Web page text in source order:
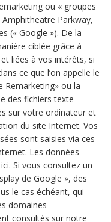
ou « groupes
Parkway,
(« Google »). De la
ciblée grâce à
liées à vos intérêts, si
ce que l’on appelle le
Remarketing» ou la
des fichiers texte
sur votre ordinateur et
du site Internet. Vos
sont saisies via ces
Les données
Si vous consultez un
de Google », des
le cas échéant, qui
domaines
consultés sur notre